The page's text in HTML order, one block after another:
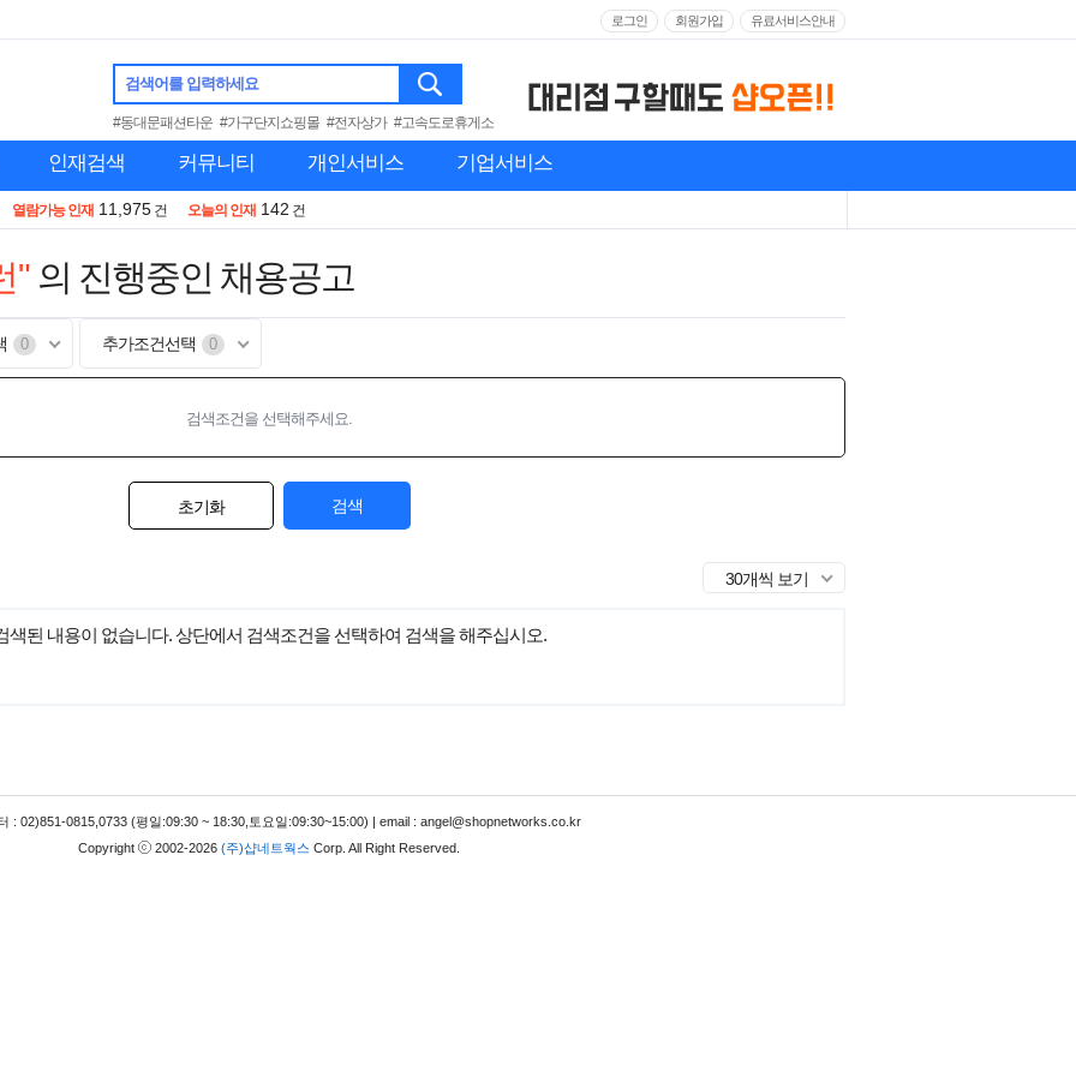
로그인 회원가입 유료서비스안내
검색어를 입력하세요
#동대문패션타운 #가구단지쇼핑몰 #전자상가 #고속도로휴게소
인재검색 커뮤니티 개인서비스 기업서비스
열람가능 인재 11,975 건 오늘의 인재 142 건
" 의 진행중인 채용공고
0 추가조건선택 0
검색조건을 선택해주세요.
초기화 검색
30개씩 보기
색된 내용이 없습니다. 상단에서 검색조건을 선택하여 검색을 해주십시오.
: 02)851-0815,0733 (평일:09:30 ~ 18:30,토요일:09:30~15:00) | email : angel@shopnetworks.co.kr
Copyright
2002-2026 (주)샵네트웍스 Corp. All Right Reserved.